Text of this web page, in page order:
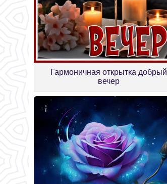
Гармоничная открытка добрый
вечер